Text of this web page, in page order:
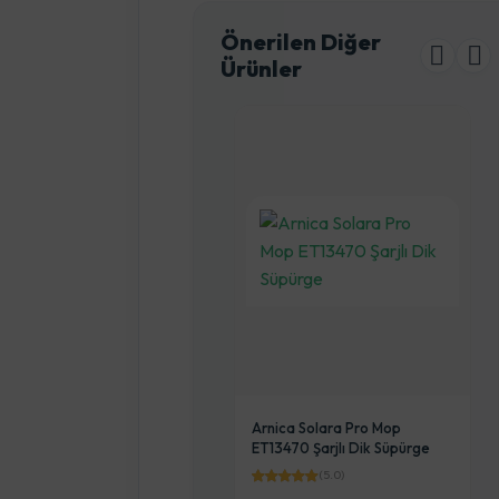
Önerilen Diğer
Ürünler
Arnica Solara Pro Mop
ET13470 Şarjlı Dik Süpürge
Arnica Solara
2si 1 Arada Yeni